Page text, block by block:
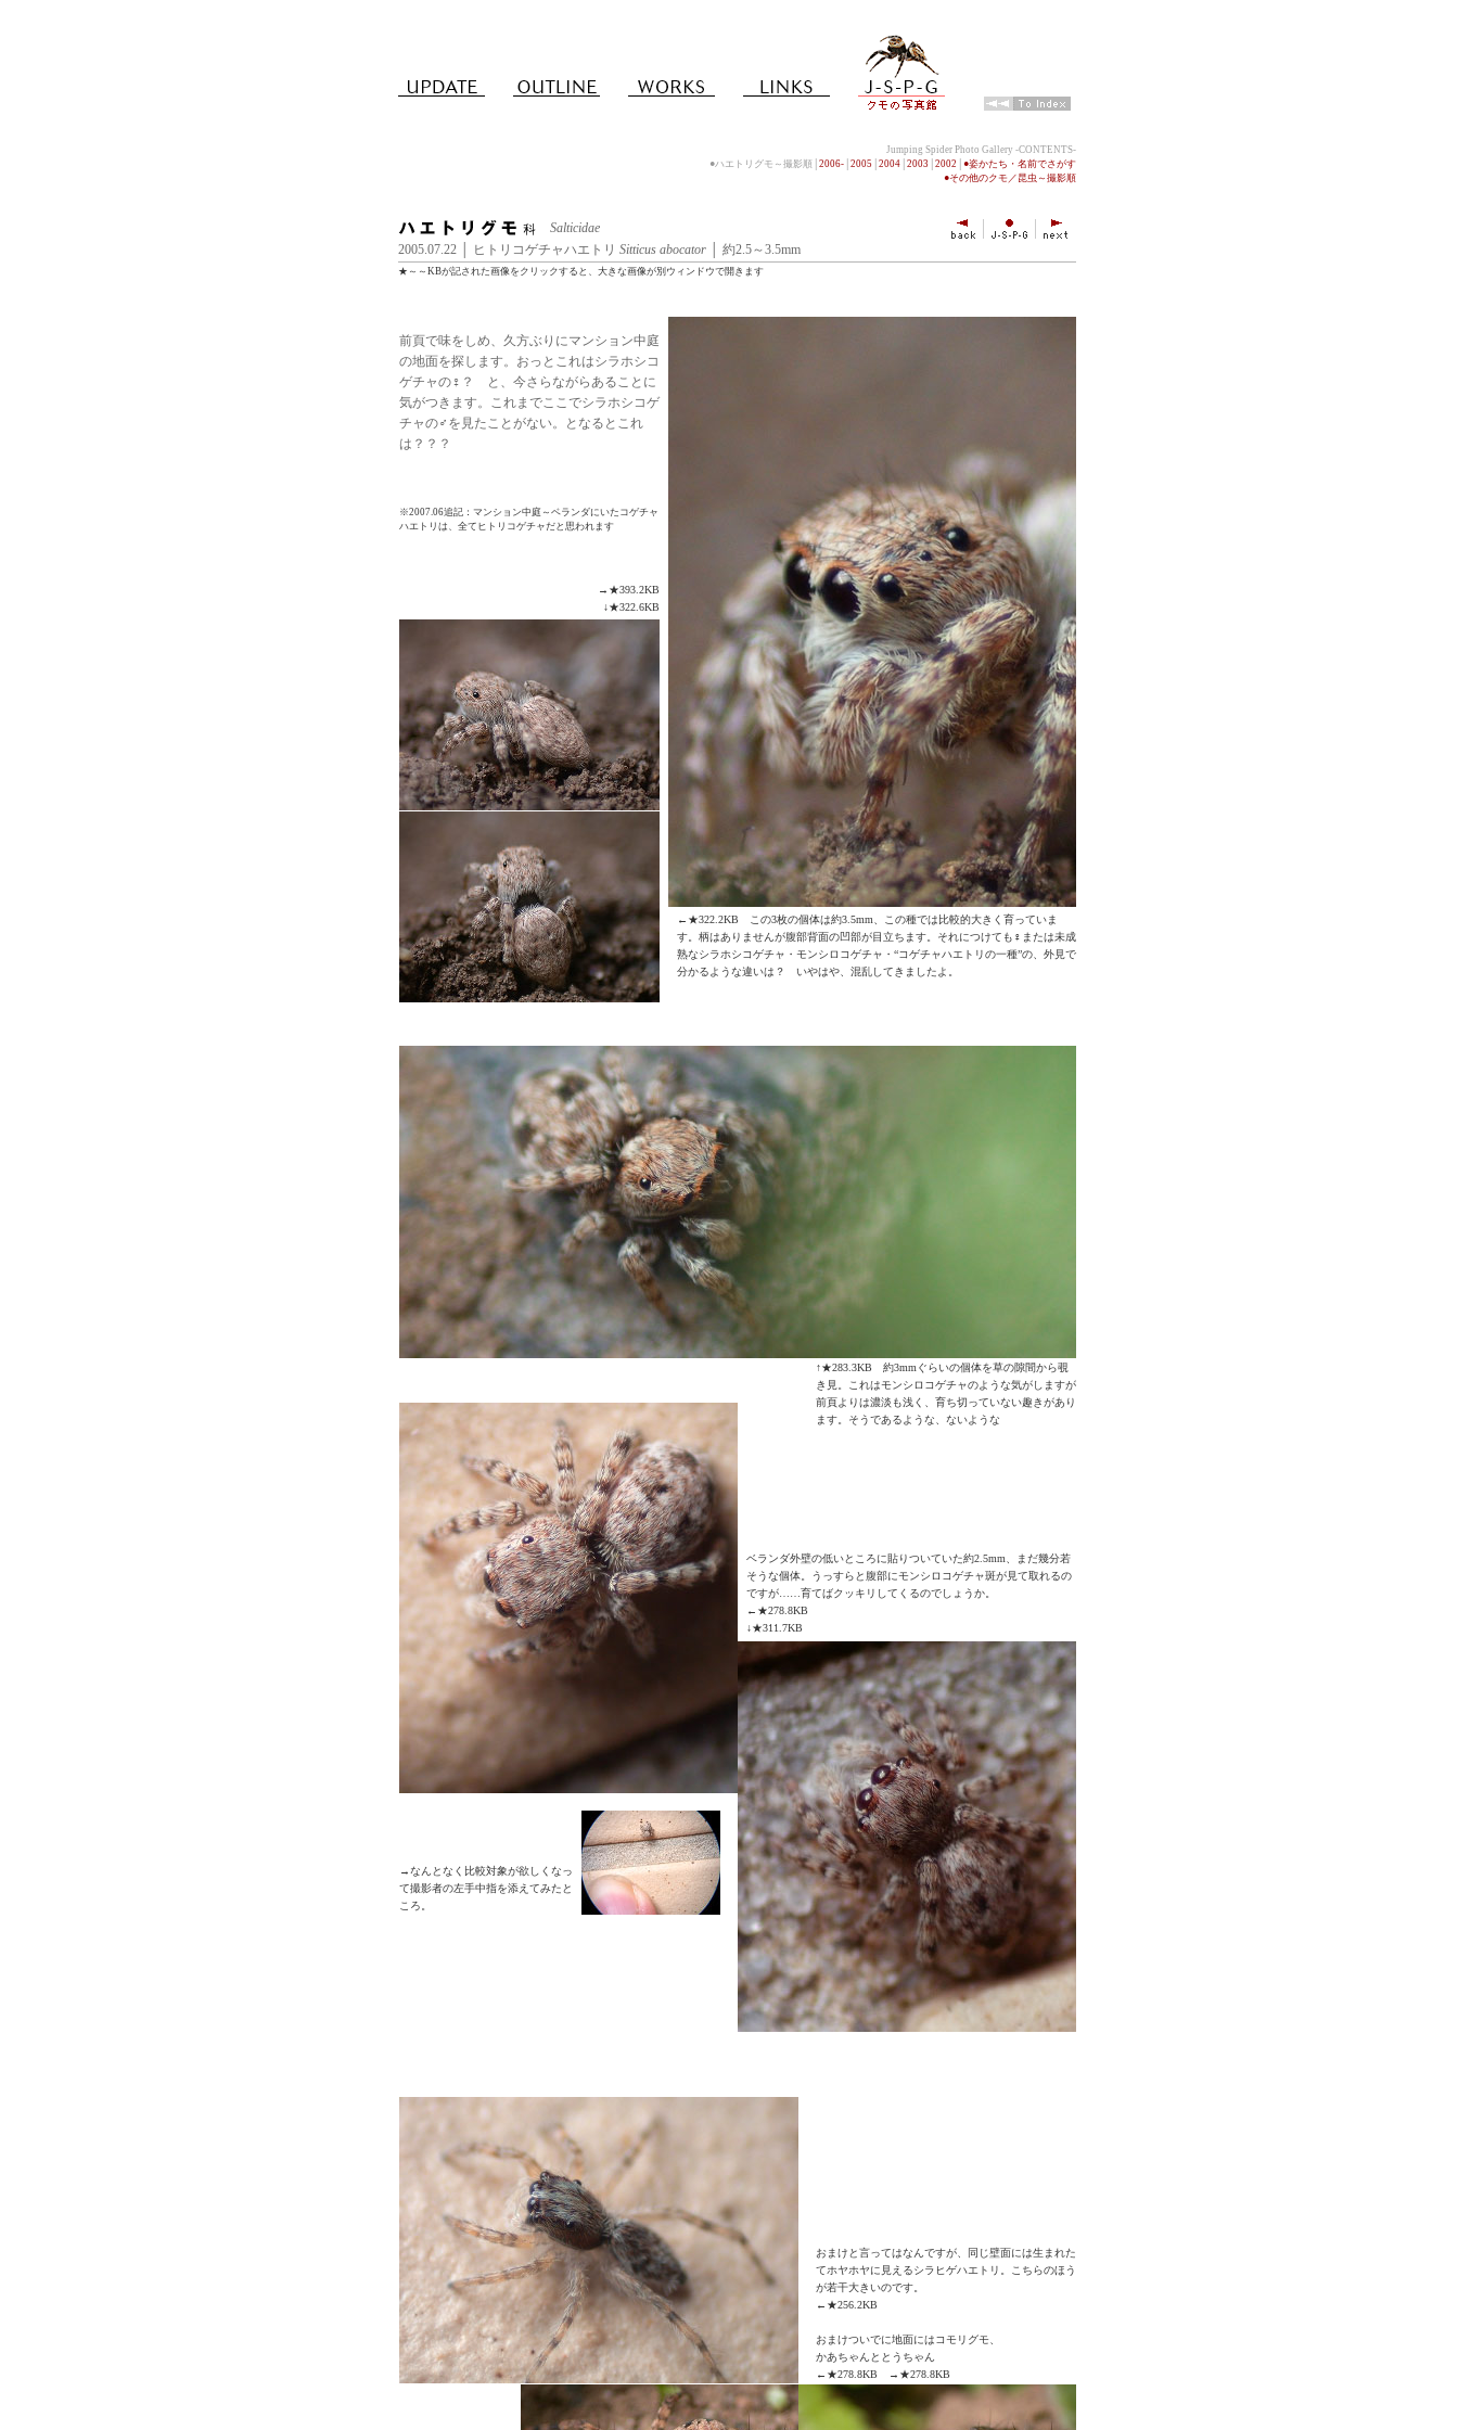
Jumping Spider Photo Gallery -CONTENTS-
●ハエトリグモ～撮影順│ 2006- 2005 2004 2003 2002
●姿かたち・名前でさがす
●その他のクモ／昆虫～撮影順
Salticidae
2005.07.22 │ ヒトリコゲチャハエトリ Sitticus abocator │ 約2.5～3.5mm
★～～KBが記された画像をクリックすると、大きな画像が別ウィンドウで開きます
前頁で味をしめ、久方ぶりにマンション中庭
の地面を探します。おっとこれはシラホシコ
ゲチャの♀？ と、今さらながらあることに
気がつきます。これまでここでシラホシコゲ
チャの♂を見たことがない。となるとこれ
は？？？
※2007.06追記：マンション中庭～ベランダにいたコゲチャ
ハエトリは、全てヒトリコゲチャだと思われます
→★393.2KB
↓★322.6KB
←★322.2KB この3枚の個体は約3.5mm、この種では比較的大きく育っていま
す。柄はありませんが腹部背面の凹部が目立ちます。それにつけても♀または未成
熟なシラホシコゲチャ・モンシロコゲチャ・“コゲチャハエトリの一種”の、外見で
分かるような違いは？ いやはや、混乱してきましたよ。
↑★283.3KB 約3mmぐらいの個体を草の隙間から覗
き見。これはモンシロコゲチャのような気がしますが
前頁よりは濃淡も浅く、育ち切っていない趣きがあり
ます。そうであるような、ないような
ベランダ外壁の低いところに貼りついていた約2.5mm、まだ幾分若
そうな個体。うっすらと腹部にモンシロコゲチャ斑が見て取れるの
ですが……育てばクッキリしてくるのでしょうか。
←★278.8KB
↓★311.7KB
→なんとなく比較対象が欲しくなっ
て撮影者の左手中指を添えてみたと
ころ。
おまけと言ってはなんですが、同じ壁面には生まれた
てホヤホヤに見えるシラヒゲハエトリ。こちらのほう
が若干大きいのです。
←★256.2KB
おまけついでに地面にはコモリグモ、
かあちゃんととうちゃん
←★278.8KB →★278.8KB